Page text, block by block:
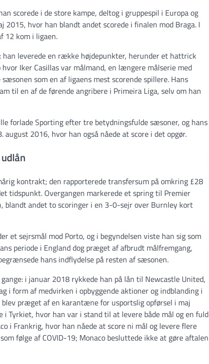
scorede i de store kampe, deltog i gruppespil i Europa og
hvor han blandt andet scorede i finalen mod Braga. I
12 kom i ligaen.
leverede en række højdepunkter, herunder et hattrick
Iker Casillas var målmand, en længere målserie med
som en af ligaens mest scorende spillere. Hans
til en af de førende angribere i Primeira Liga, selv om han
forlade Sporting efter tre betydningsfulde sæsoner, og hans
2016, hvor han også nåede at score i det opgør.
kontrakt; den rapporterede transfersum på omkring £28
tidspunkt. Overgangen markerede et spring til Premier
blandt andet to scoringer i en 3-0-sejr over Burnley kort
et sejrsmål mod Porto, og i begyndelsen viste han sig som
periode i England dog præget af afbrudt målfremgang,
hans indflydelse på resten af sæsonen.
i januar 2018 rykkede han på lån til Newcastle United,
i form af medvirken i opbyggende aktioner og indblanding i
præget af en karantæne for usportslig opførsel i maj
Tyrkiet, hvor han var i stand til at levere både mål og en fuld
i Frankrig, hvor han nåede at score ni mål og levere flere
følge af COVID-19; Monaco besluttede ikke at gøre aftalen